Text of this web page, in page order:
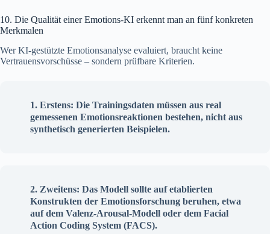
10. Die Qualität einer Emotions-KI erkennt man an fünf konkreten
Merkmalen
Wer KI-gestützte Emotionsanalyse evaluiert, braucht keine
Vertrauensvorschüsse – sondern prüfbare Kriterien.
Erstens: Die Trainingsdaten müssen aus real
gemessenen Emotionsreaktionen bestehen, nicht aus
synthetisch generierten Beispielen.
Zweitens: Das Modell sollte auf etablierten
Konstrukten der Emotionsforschung beruhen, etwa
auf dem Valenz-Arousal-Modell oder dem Facial
Action Coding System (FACS).